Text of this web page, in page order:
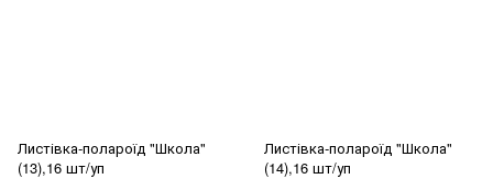
Листівка-полароїд "Школа"
(13),16 шт/уп
Листівка-полароїд "Школа"
(14),16 шт/уп